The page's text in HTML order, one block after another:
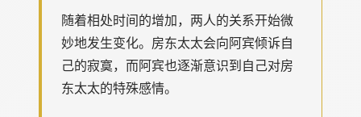
随着相处时间的增加，两人的关系开始微
妙地发生变化。房东太太会向阿宾倾诉自
己的寂寞，而阿宾也逐渐意识到自己对房
东太太的特殊感情。